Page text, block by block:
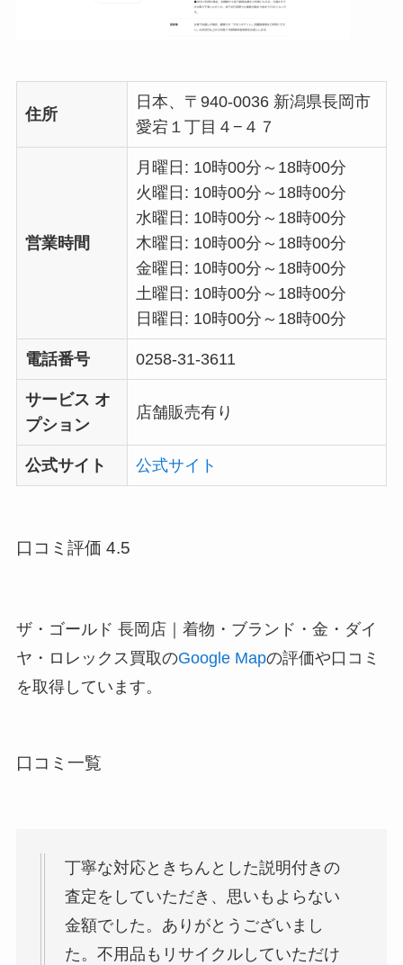
住所
日本、〒940-0036 新潟県長岡市
愛宕１丁目４−４７
営業時間
月曜日: 10時00分～18時00分
火曜日: 10時00分～18時00分
水曜日: 10時00分～18時00分
木曜日: 10時00分～18時00分
金曜日: 10時00分～18時00分
土曜日: 10時00分～18時00分
日曜日: 10時00分～18時00分
電話番号 0258-31-3611
サービス オ
プション
店舗販売有り
公式サイト 公式サイト
口コミ評価 4.5
ザ・ゴールド 長岡店｜着物・ブランド・金・ダイ
ヤ・ロレックス買取のGoogle Mapの評価や口コミ
を取得しています。
口コミ一覧
丁寧な対応ときちんとした説明付きの
査定をしていただき、思いもよらない
金額でした。ありがとうございまし
た。不用品もリサイクルしていただけ